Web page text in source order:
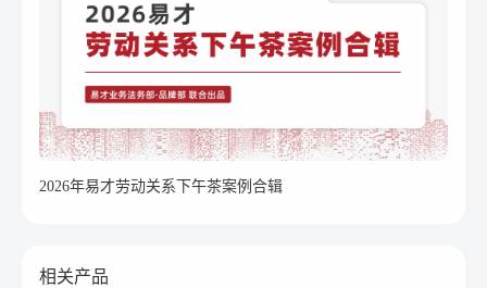
2026年易才劳动关系下午茶案例合辑
相关产品